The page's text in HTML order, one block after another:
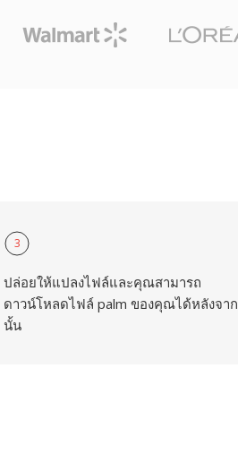
3
ปล่อยให้แปลงไฟล์และคุณสามารถ
ดาวน์โหลดไฟล์ palm ของคุณได้หลังจาก
นั้น